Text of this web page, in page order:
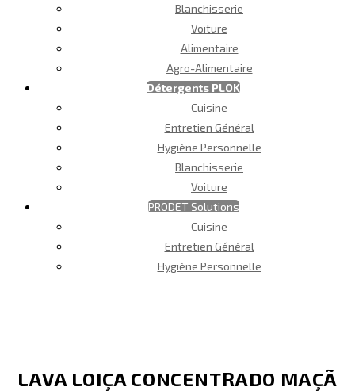
Blanchisserie
Voiture
Alimentaire
Agro-Alimentaire
Détergents PLOK
Cuisine
Entretien Général
Hygiène Personnelle
Blanchisserie
Voiture
PRODET Solutions
Cuisine
Entretien Général
Hygiène Personnelle
LAVA LOIÇA CONCENTRADO MAÇÃ